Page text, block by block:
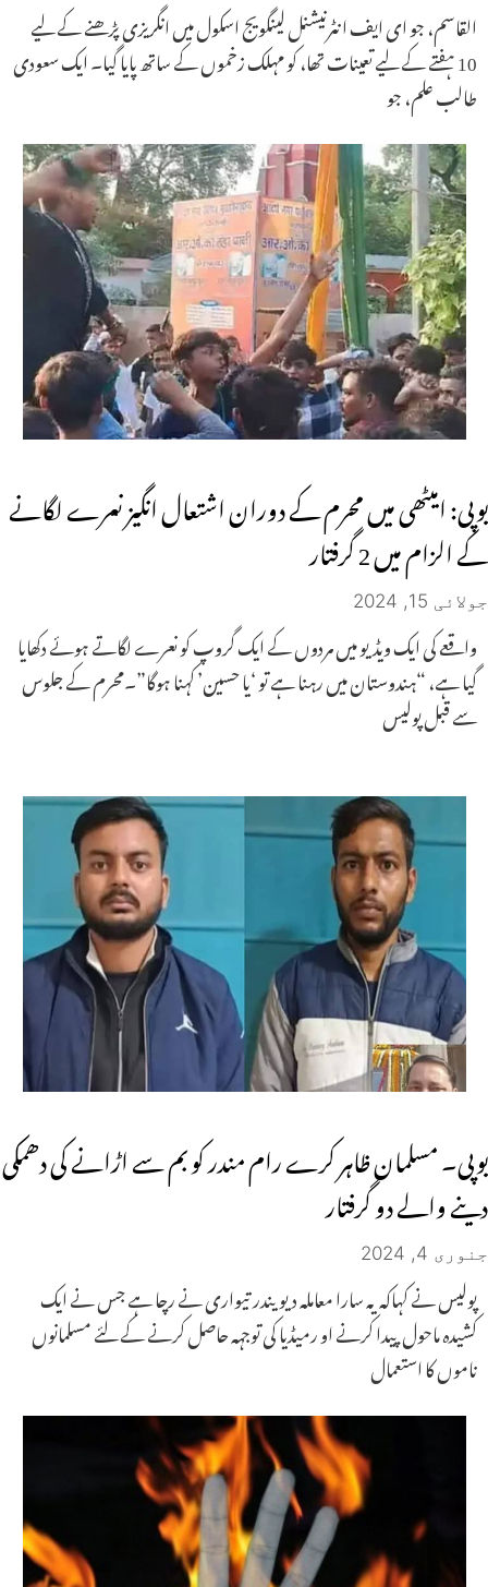
القاسم، جو ای ایف انٹرنیشنل لینگویج اسکول میں انگریزی پڑھنے کے لیے
10 ہفتے کے لیے تعینات تھا، کو مہلک زخموں کے ساتھ پایا گیا۔ ایک سعودی
طالب علم، جو
یوپی: امیٹھی میں محرم کے دوران اشتعال انگیز نعرے لگانے
کے الزام میں 2 گرفتار
جولائی 15, 2024
واقعے کی ایک ویڈیو میں مردوں کے ایک گروپ کو نعرے لگاتے ہوئے دکھایا
گیا ہے، “ہندوستان میں رہنا ہے تو ‘یا حسین’ کہنا ہوگا”۔محرم کے جلوس
سے قبل پولیس
یوپی۔ مسلمان ظاہر کرے رام مندر کو بم سے اڑانے کی دھمکی
دینے والے دو گرفتار
جنوری 4, 2024
پولیس نے کہاکہ یہ سارا معاملہ دیویندر تیواری نے رچا ہے جس نے ایک
کشیدہ ماحول پیدا کرنے او رمیڈیا کی توجہہ حاصل کرنے کے لئے مسلمانوں
ناموں کا استعمال